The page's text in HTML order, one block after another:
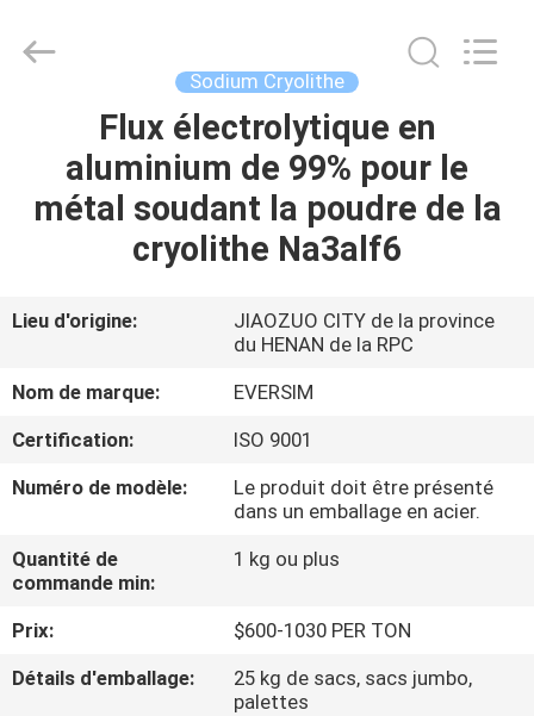
MAISON
À
PROPOS
NOUS
VISITE
DE
Imp.&Exp.Co.,Ltd.
Sodium Cryolithe
Flux électrolytique en
aluminium de 99% pour le
métal soudant la poudre de la
cryolithe Na3alf6
Lieu d'origine:
JIAOZUO CITY de la province
du HENAN de la RPC
Nom de marque:
EVERSIM
Certification:
ISO 9001
Numéro de modèle:
Le produit doit être présenté
dans un emballage en acier.
Quantité de
commande min:
1 kg ou plus
Prix:
$600-1030 PER TON
Détails d'emballage:
25 kg de sacs, sacs jumbo,
palettes